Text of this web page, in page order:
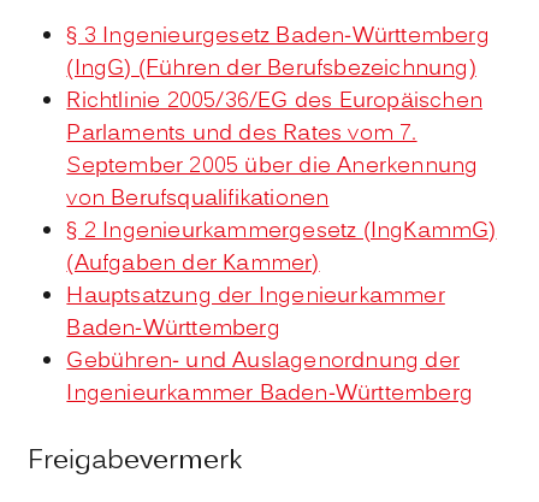
§ 3 Ingenieurgesetz Baden-Württemberg
(IngG) (Führen der Berufsbezeichnung)
Richtlinie 2005/36/EG des Europäischen
Parlaments und des Rates vom 7.
September 2005 über die Anerkennung
von Berufsqualifikationen
§ 2 Ingenieurkammergesetz (IngKammG)
(Aufgaben der Kammer)
Hauptsatzung der Ingenieurkammer
Baden-Württemberg
Gebühren- und Auslagenordnung der
Ingenieurkammer Baden-Württemberg
Freigabevermerk